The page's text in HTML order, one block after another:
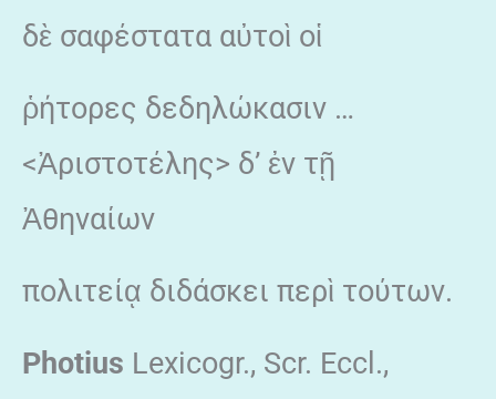
δὲ σαφέστατα αὐτοὶ οἱ
ῥήτορες δεδηλώκασιν …
<Ἀριστοτέλης> δ’ ἐν τῇ
Ἀθηναίων
πολιτείᾳ διδάσκει περὶ τούτων.
Photius Lexicogr., Scr. Eccl.,